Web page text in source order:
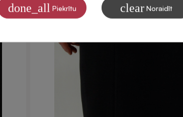
done_all Piekrītu clear Noraidīt